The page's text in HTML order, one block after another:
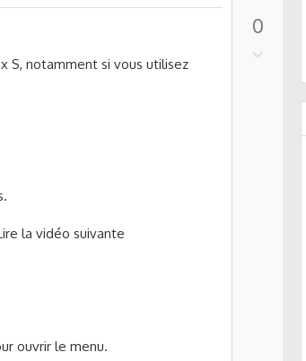
S, notamment si vous utilisez
la vidéo suivante
ouvrir le menu.
0